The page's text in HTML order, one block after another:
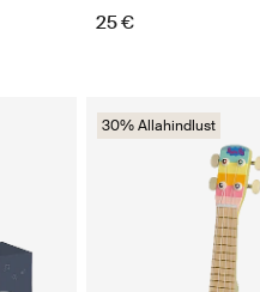
25 €
30% Allahindlust